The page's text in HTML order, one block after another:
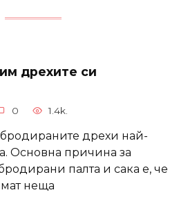
дрехите си
0 1.4k.
бродираните дрехи най-
Основна причина за
палта и сака е, че
неща